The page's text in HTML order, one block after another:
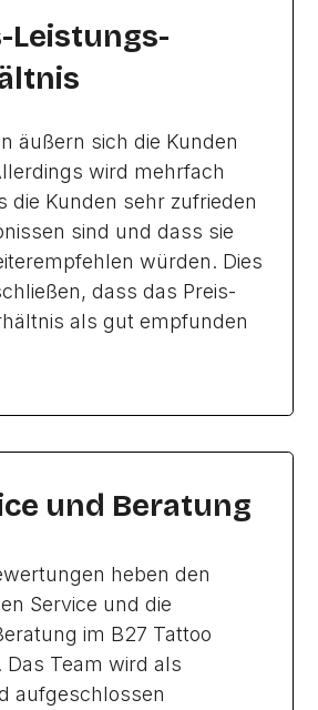
Leistungs-
äußern sich die Kunden
wird mehrfach
die Kunden sehr zufrieden
sind und dass sie
würden. Dies
dass das Preis-
als gut empfunden
und Beratung
heben den
Service und die
im B27 Tattoo
Das Team wird als
aufgeschlossen